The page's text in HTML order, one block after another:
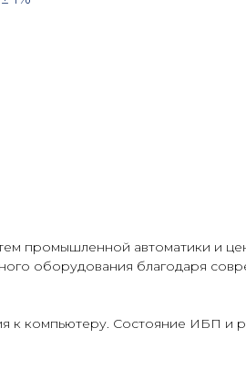
промышленной автоматики и
оборудования благодаря
к компьютеру. Состояние ИБП и